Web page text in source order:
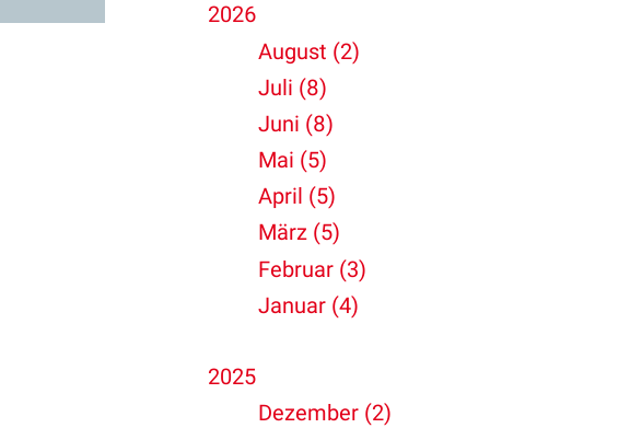
2026
August (2)
Juli (8)
Juni (8)
Mai (5)
April (5)
März (5)
Februar (3)
Januar (4)
2025
Dezember (2)